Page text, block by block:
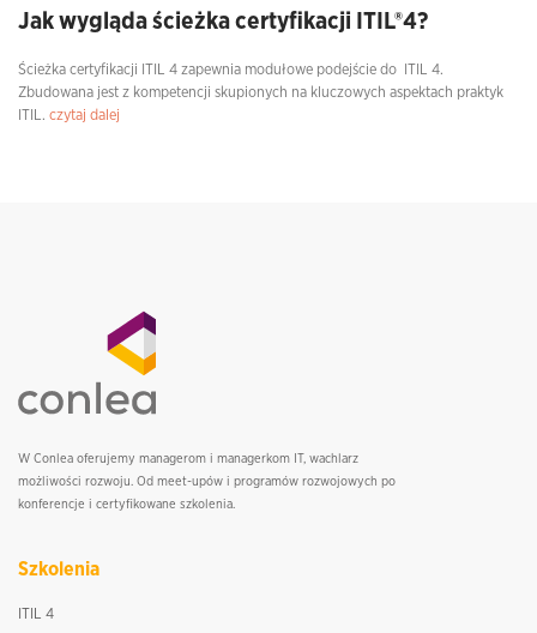
Jak wygląda ścieżka certyfikacji ITIL®4?
Ścieżka certyfikacji ITIL 4 zapewnia modułowe podejście do ITIL 4.
Zbudowana jest z kompetencji skupionych na kluczowych aspektach praktyk
ITIL. czytaj dalej
W Conlea oferujemy managerom i managerkom IT, wachlarz
możliwości rozwoju. Od meet-upów i programów rozwojowych po
konferencje i certyfikowane szkolenia.
Szkolenia
ITIL 4